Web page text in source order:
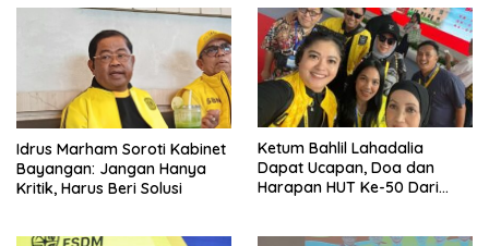
Idrus Marham Soroti Kabinet
Bayangan: Jangan Hanya
Kritik, Harus Beri Solusi
Ketum Bahlil Lahadalia
Dapat Ucapan, Doa dan
Harapan HUT Ke-50 Dari